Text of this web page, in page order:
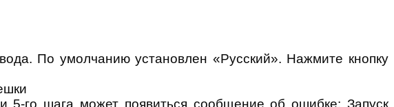
По умолчанию установлен «Русский». Нажмите кнопку
го шага может появиться сообщение об ошибке: Запуск